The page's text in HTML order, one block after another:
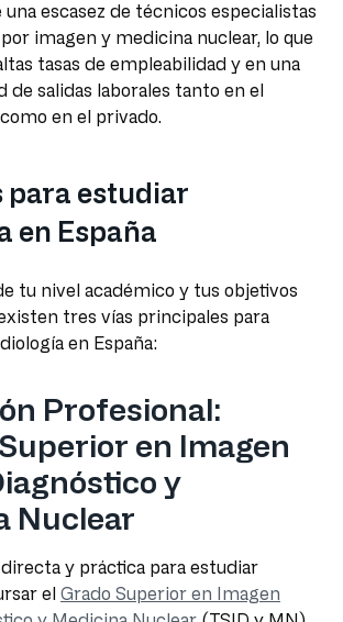
una escasez de técnicos especialistas
imagen y medicina nuclear, lo que
tasas de empleabilidad y en una
de salidas laborales tanto en el
en el privado.
para estudiar
en España
tu nivel académico y tus objetivos
tres vías principales para
en España:
Profesional:
en Imagen
y
Nuclear
y práctica para estudiar
el Grado Superior en Imagen